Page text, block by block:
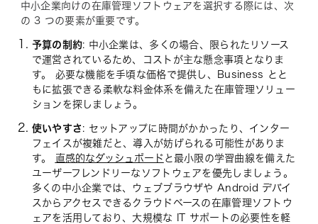
中小企業向けの在庫管理ソフトウェアを選択する際には、次
の 3 つの要素が重要です。
予算の制約: 中小企業は、多くの場合、限られたリソース
で運営されているため、コストが主な懸念事項となりま
す。 必要な機能を手頃な価格で提供し、Business とと
もに拡張できる柔軟な料金体系を備えた在庫管理ソリュー
ションを探しましょう。
使いやすさ : セットアップに時間がかかったり、インター
フェイスが複雑だと、導入が妨げられる可能性がありま
す。
直感的なダッシュボード と最小限の学習曲線を備えた
ユーザーフレンドリーなソフトウェアを優先しましょう。
多くの中小企業では、ウェブブラウザや Android デバイ
スからアクセスできるクラウドベースの在庫管理ソフトウ
ェアを活用しており、大規模な IT サポートの必要性を軽